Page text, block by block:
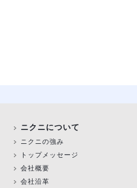
ニクニについて
ニクニの強み
トップメッセージ
会社概要
会社沿革